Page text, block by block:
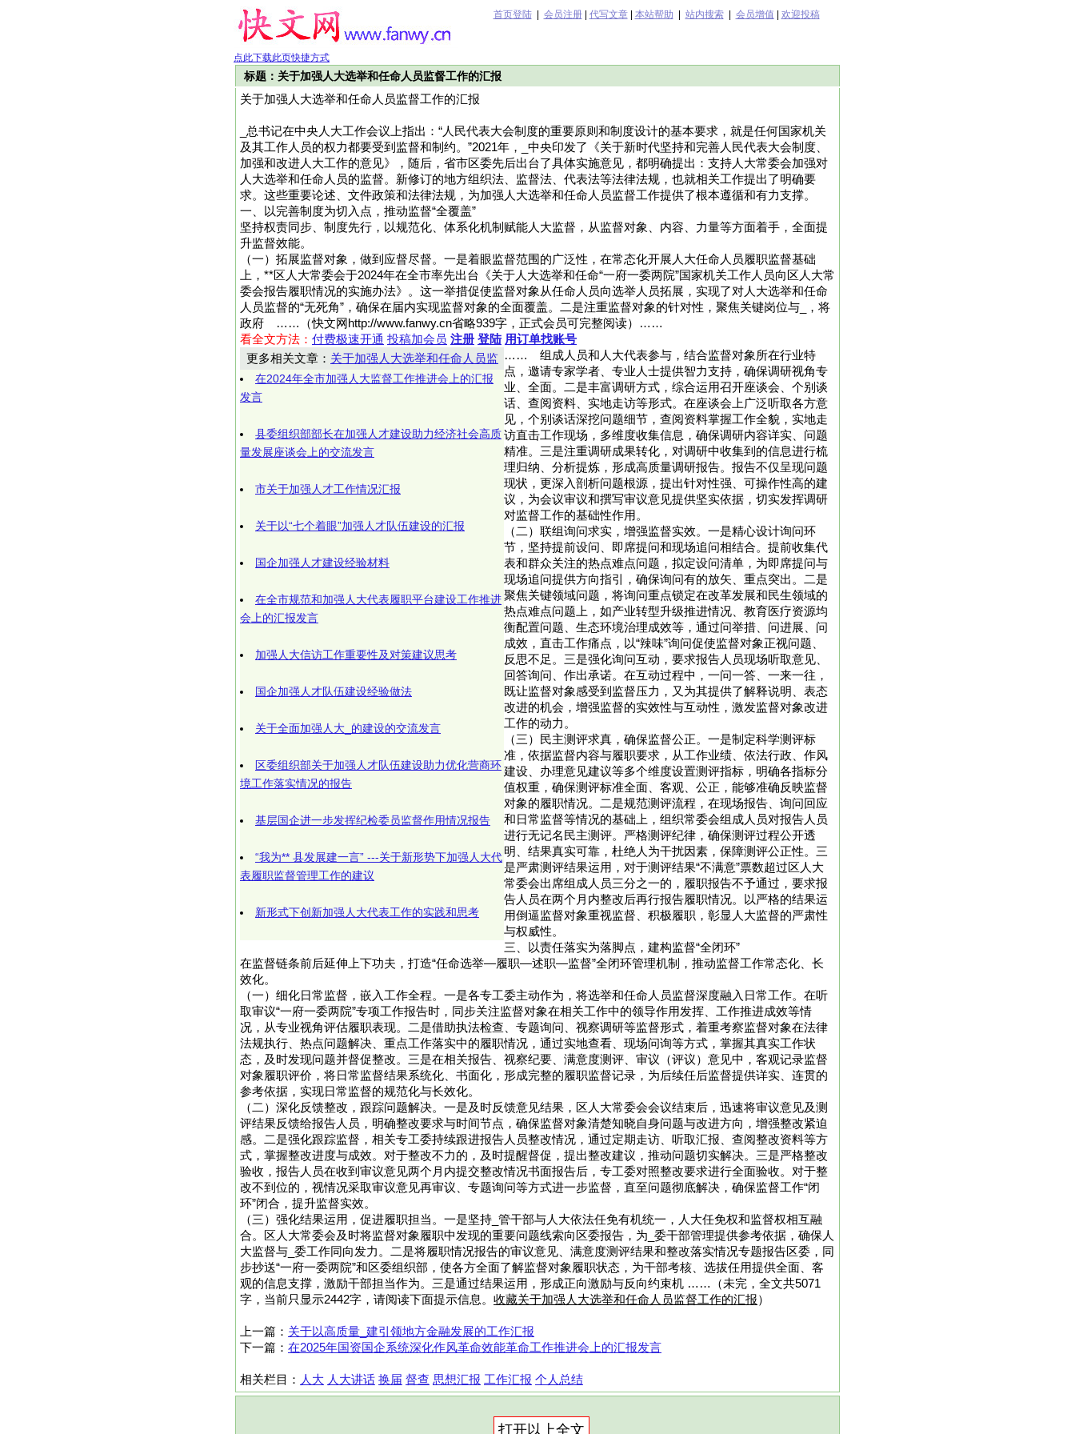
首页登陆| 会员注册| 代写文章| 本站帮助 站内搜索| 会员增值 欢迎投稿
点此下载此页快捷方式
标题：关于加强人大选举和任命人员监督工作的汇报
关于加强人大选举和任命人员监督工作的汇报
_总书记在中央人大工作会议上指出：“人民代表大会制度的重要原则和制度设计的基本要求，就是任何国家机关
及其工作人员的权力都要受到监督和制约。”2021年，_中央印发了《关于新时代坚持和完善人民代表大会制度、
加强和改进人大工作的意见》，随后，省市区委先后出台了具体实施意见，都明确提出：支持人大常委会加强对
人大选举和任命人员的监督。新修订的地方组织法、监督法、代表法等法律法规，也就相关工作提出了明确要
求。这些重要论述、文件政策和法律法规，为加强人大选举和任命人员监督工作提供了根本遵循和有力支撑。
一、以完善制度为切入点，推动监督“全覆盖”
坚持权责同步、制度先行，以规范化、体系化机制赋能人大监督，从监督对象、内容、力量等方面着手，全面提
升监督效能。
（一）拓展监督对象，做到应督尽督。一是着眼监督范围的广泛性，在常态化开展人大任命人员履职监督基础
上，**区人大常委会于2024年在全市率先出台《关于人大选举和任命“一府一委两院”国家机关工作人员向区人大常
委会报告履职情况的实施办法》。这一举措促使监督对象从任命人员向选举人员拓展，实现了对人大选举和任命
人员监督的“无死角”，确保在届内实现监督对象的全面覆盖。二是注重监督对象的针对性，聚焦关键岗位与_，将
政府 ……（快文网http://www.fanwy.cn省略939字，正式会员可完整阅读）……
看全文方法： 付费极速开通 投稿加会员 注册 登陆 用订单找账号
……
更多相关文章： 关于加强人大选举和任命人员监
在2024年全市加强人大监督工作推进会上的汇报
发言
县委组织部部长在加强人才建设助力经济社会高质
量发展座谈会上的交流发言
市关于加强人才工作情况汇报
关于以“七个着眼”加强人才队伍建设的汇报
国企加强人才建设经验材料
在全市规范和加强人大代表履职平台建设工作推进
会上的汇报发言
加强人大信访工作重要性及对策建议思考
国企加强人才队伍建设经验做法
关于全面加强人大_的建设的交流发言
区委组织部关于加强人才队伍建设助力优化营商环
境工作落实情况的报告
基层国企进一步发挥纪检委员监督作用情况报告
“我为** 县发展建一言” ---关于新形势下加强人大代
表履职监督管理工作的建议
新形式下创新加强人大代表工作的实践和思考
组成人员和人大代表参与，结合监督对象所在行业特
点，邀请专家学者、专业人士提供智力支持，确保调研视角专
业、全面。二是丰富调研方式，综合运用召开座谈会、个别谈
话、查阅资料、实地走访等形式。在座谈会上广泛听取各方意
见，个别谈话深挖问题细节，查阅资料掌握工作全貌，实地走
访直击工作现场，多维度收集信息，确保调研内容详实、问题
精准。三是注重调研成果转化，对调研中收集到的信息进行梳
理归纳、分析提炼，形成高质量调研报告。报告不仅呈现问题
现状，更深入剖析问题根源，提出针对性强、可操作性高的建
议，为会议审议和撰写审议意见提供坚实依据，切实发挥调研
对监督工作的基础性作用。
（二）联组询问求实，增强监督实效。一是精心设计询问环
节，坚持提前设问、即席提问和现场追问相结合。提前收集代
表和群众关注的热点难点问题，拟定设问清单，为即席提问与
现场追问提供方向指引，确保询问有的放矢、重点突出。二是
聚焦关键领域问题，将询问重点锁定在改革发展和民生领域的
热点难点问题上，如产业转型升级推进情况、教育医疗资源均
衡配置问题、生态环境治理成效等，通过问举措、问进展、问
成效，直击工作痛点，以“辣味”询问促使监督对象正视问题、
反思不足。三是强化询问互动，要求报告人员现场听取意见、
回答询问、作出承诺。在互动过程中，一问一答、一来一往，
既让监督对象感受到监督压力，又为其提供了解释说明、表态
改进的机会，增强监督的实效性与互动性，激发监督对象改进
工作的动力。
（三）民主测评求真，确保监督公正。一是制定科学测评标
准，依据监督内容与履职要求，从工作业绩、依法行政、作风
建设、办理意见建议等多个维度设置测评指标，明确各指标分
值权重，确保测评标准全面、客观、公正，能够准确反映监督
对象的履职情况。二是规范测评流程，在现场报告、询问回应
和日常监督等情况的基础上，组织常委会组成人员对报告人员
进行无记名民主测评。严格测评纪律，确保测评过程公开透
明、结果真实可靠，杜绝人为干扰因素，保障测评公正性。三
是严肃测评结果运用，对于测评结果“不满意”票数超过区人大
常委会出席组成人员三分之一的，履职报告不予通过，要求报
告人员在两个月内整改后再行报告履职情况。以严格的结果运
用倒逼监督对象重视监督、积极履职，彰显人大监督的严肃性
与权威性。
三、以责任落实为落脚点，建构监督“全闭环”
在监督链条前后延伸上下功夫，打造“任命选举—履职—述职—监督”全闭环管理机制，推动监督工作常态化、长
效化。
（一）细化日常监督，嵌入工作全程。一是各专工委主动作为，将选举和任命人员监督深度融入日常工作。在听
取审议“一府一委两院”专项工作报告时，同步关注监督对象在相关工作中的领导作用发挥、工作推进成效等情
况，从专业视角评估履职表现。二是借助执法检查、专题询问、视察调研等监督形式，着重考察监督对象在法律
法规执行、热点问题解决、重点工作落实中的履职情况，通过实地查看、现场问询等方式，掌握其真实工作状
态，及时发现问题并督促整改。三是在相关报告、视察纪要、满意度测评、审议（评议）意见中，客观记录监督
对象履职评价，将日常监督结果系统化、书面化，形成完整的履职监督记录，为后续任后监督提供详实、连贯的
参考依据，实现日常监督的规范化与长效化。
（二）深化反馈整改，跟踪问题解决。一是及时反馈意见结果，区人大常委会会议结束后，迅速将审议意见及测
评结果反馈给报告人员，明确整改要求与时间节点，确保监督对象清楚知晓自身问题与改进方向，增强整改紧迫
感。二是强化跟踪监督，相关专工委持续跟进报告人员整改情况，通过定期走访、听取汇报、查阅整改资料等方
式，掌握整改进度与成效。对于整改不力的，及时提醒督促，提出整改建议，推动问题切实解决。三是严格整改
验收，报告人员在收到审议意见两个月内提交整改情况书面报告后，专工委对照整改要求进行全面验收。对于整
改不到位的，视情况采取审议意见再审议、专题询问等方式进一步监督，直至问题彻底解决，确保监督工作“闭
环”闭合，提升监督实效。
（三）强化结果运用，促进履职担当。一是坚持_管干部与人大依法任免有机统一，人大任免权和监督权相互融
合。区人大常委会及时将监督对象履职中发现的重要问题线索向区委报告，为_委干部管理提供参考依据，确保人
大监督与_委工作同向发力。二是将履职情况报告的审议意见、满意度测评结果和整改落实情况专题报告区委，同
步抄送“一府一委两院”和区委组织部，使各方全面了解监督对象履职状态，为干部考核、选拔任用提供全面、客
观的信息支撑，激励干部担当作为。三是通过结果运用，形成正向激励与反向约束机 ……（未完，全文共5071
字，当前只显示2442字，请阅读下面提示信息。 收藏关于加强人大选举和任命人员监督工作的汇报）
上一篇： 关于以高质量_建引领地方金融发展的工作汇报
下一篇： 在2025年国资国企系统深化作风革命效能革命工作推进会上的汇报发言
相关栏目： 人大 人大讲话 换届 督查 思想汇报 工作汇报 个人总结